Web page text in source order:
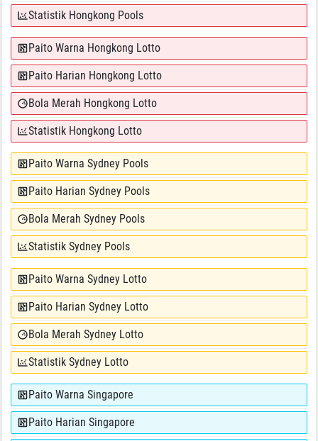
Statistik Hongkong Pools
Paito Warna Hongkong Lotto
Paito Harian Hongkong Lotto
Bola Merah Hongkong Lotto
Statistik Hongkong Lotto
Paito Warna Sydney Pools
Paito Harian Sydney Pools
Bola Merah Sydney Pools
Statistik Sydney Pools
Paito Warna Sydney Lotto
Paito Harian Sydney Lotto
Bola Merah Sydney Lotto
Statistik Sydney Lotto
Paito Warna Singapore
Paito Harian Singapore